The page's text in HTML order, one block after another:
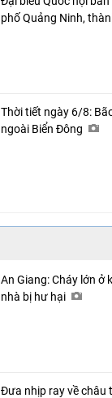
phố Quảng Ninh,
Thời tiết ngày 6/8:
ngoài Biển Đông
An Giang: Cháy lớn ở
nhà bị hư hại
Đưa nhịp ray về châu